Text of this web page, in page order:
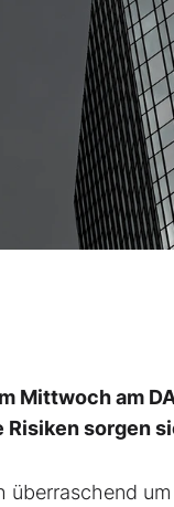
Mittwoch am
sorgen